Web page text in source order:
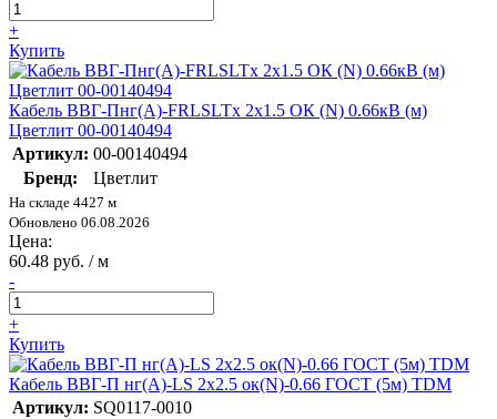
+
Купить
Кабель ВВГ-Пнг(А)-FRLSLTx 2х1.5 ОК (N) 0.66кВ (м)
Цветлит 00-00140494
Артикул: 00-00140494
Бренд:
Цветлит
На складе 4427 м
Обновлено 06.08.2026
Цена:
60.48 руб. / м
-
+
Купить
Кабель ВВГ-П нг(А)-LS 2х2.5 ок(N)-0.66 ГОСТ (5м) TDM
Артикул: SQ0117-0010